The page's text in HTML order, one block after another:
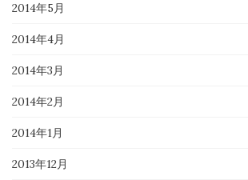
2014年5月
2014年4月
2014年3月
2014年2月
2014年1月
2013年12月